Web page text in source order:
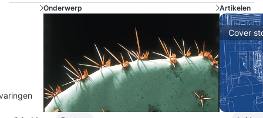
Onderwerp Artikelen
Cover